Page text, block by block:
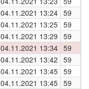
04.11.2021 13:24 59
04.11.2021 13:25 59
04.11.2021 13:29 59
04.11.2021 13:34 59
04.11.2021 13:42 59
04.11.2021 13:45 59
04.11.2021 13:45 59